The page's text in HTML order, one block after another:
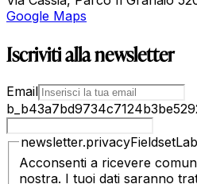
Google Maps
Iscriviti alla newsletter
Email
Acconsenti a ricevere
nostra. I tuoi dati saranno